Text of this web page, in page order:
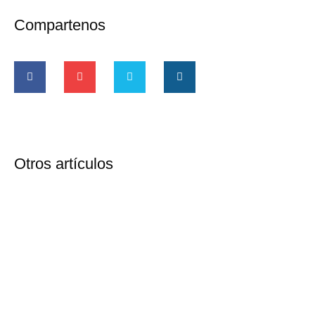
Compartenos
Otros artículos